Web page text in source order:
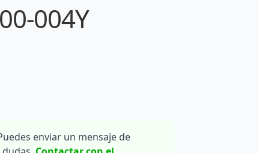
004Y
enviar un mensaje de